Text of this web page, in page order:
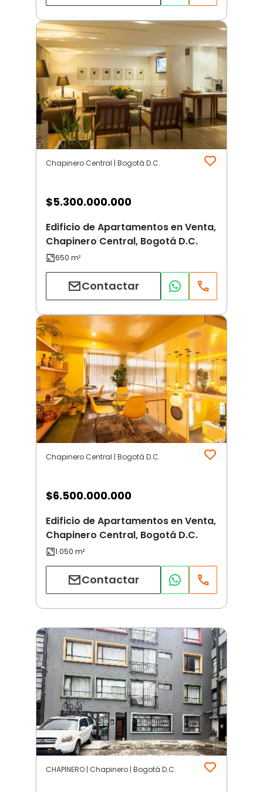
Chapinero Central | Bogotá D.C.
$5.300.000.000
Edificio de Apartamentos en Venta,
Chapinero Central, Bogotá D.C.
Contactar
Chapinero Central | Bogotá D.C.
$6.500.000.000
Edificio de Apartamentos en Venta,
Chapinero Central, Bogotá D.C.
Contactar
CHAPINERO | Chapinero | Bogotá D.C.